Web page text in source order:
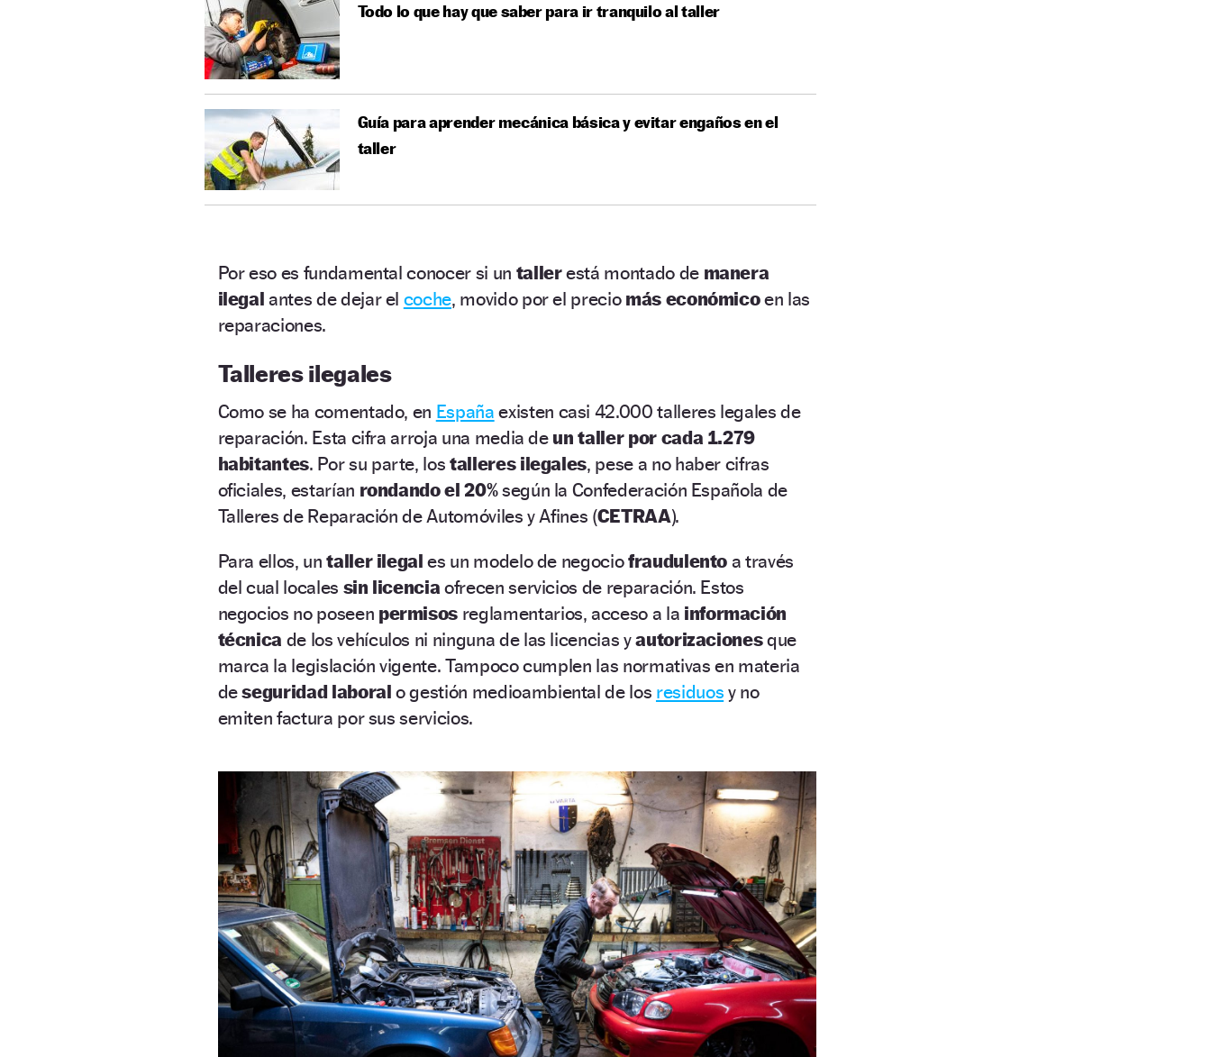
Todo lo que hay que saber para ir tranquilo al taller
Guía para aprender mecánica básica y evitar engaños en el
taller
Por eso es fundamental conocer si un tallerestá montado de manera
ilegal antes de dejar el coche, movido por el precio más económicoen las
reparaciones.
Talleres ilegales
Como se ha comentado, en España existen casi 42.000 talleres legales de
reparación. Esta cifra arroja una media de un taller por cada 1.279
habitantes. Por su parte, lostalleres ilegales, pese a no haber cifras
oficiales, estarían rondando el 20%según la Confederación Española de
Talleres de Reparación de Automóviles y Afines (CETRAA).
Para ellos, untaller ilegales un modelo de negociofraudulento a través
del cual locales sin licencia ofrecen servicios de reparación. Estos
negocios no poseen permisos reglamentarios, acceso a la información
técnica de los vehículos ni ninguna de las licencias yautorizacionesque
marca la legislación vigente. Tampoco cumplen las normativas en materia
deseguridad laboral o gestión medioambiental de los residuos y no
emiten factura por sus servicios.